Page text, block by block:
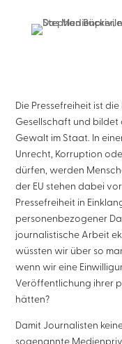
Die Pressefreiheit ist
Gesellschaft und
Gewalt im Staat. In
Unrecht, Korruption
dürfen, werden
der EU stehen dabei
Pressefreiheit in
personenbezogener
journalistische Arbeit
wüssten wir über so
wenn wir eine
Veröffentlichung ihrer
hätten?
Damit Journalisten